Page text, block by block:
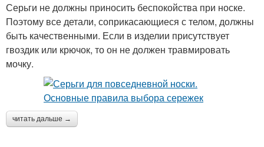
Серьги не должны приносить беспокойства при носке.
Поэтому все детали, соприкасающиеся с телом, должны
быть качественными. Если в изделии присутствует
гвоздик или крючок, то он не должен травмировать
мочку.
читать дальше →